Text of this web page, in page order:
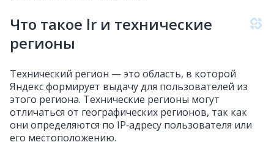
Что такое lr и технические
регионы
Технический регион — это область, в которой
Яндекс формирует выдачу для пользователей из
этого региона. Технические регионы могут
отличаться от географических регионов, так как
они определяются по IP‑адресу пользователя или
его местоположению.